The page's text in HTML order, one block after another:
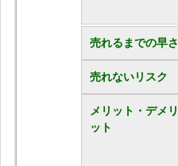
売れるまでの早さ
売れないリスク
メリット・デメリ
ット